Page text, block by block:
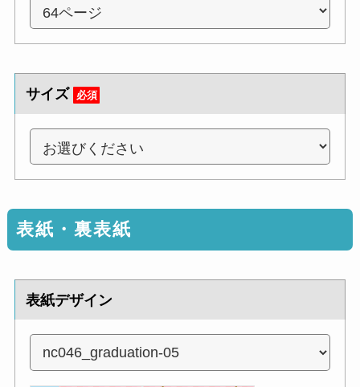
サイズ 必須
表紙・裏表紙
表紙デザイン